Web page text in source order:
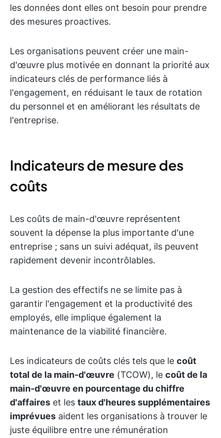
les données dont elles ont besoin pour prendre
des mesures proactives.
Les organisations peuvent créer une main-
d'œuvre plus motivée en donnant la priorité aux
indicateurs clés de performance liés à
l'engagement, en réduisant le taux de rotation
du personnel et en améliorant les résultats de
l'entreprise.
Indicateurs de mesure des
coûts
Les coûts de main-d'œuvre représentent
souvent la dépense la plus importante d'une
entreprise ; sans un suivi adéquat, ils peuvent
rapidement devenir incontrôlables.
La gestion des effectifs ne se limite pas à
garantir l'engagement et la productivité des
employés, elle implique également la
maintenance de la viabilité financière.
Les indicateurs de coûts clés tels que le coût
total de la main-d'œuvre (TCOW), le coût de la
main-d'œuvre en pourcentage du chiffre
d'affaires et les taux d'heures supplémentaires
imprévues aident les organisations à trouver le
juste équilibre entre une rémunération